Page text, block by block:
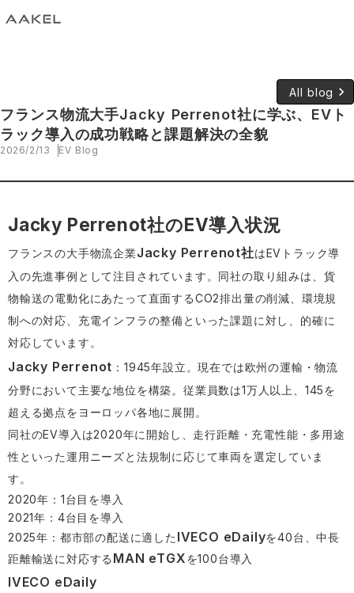
All blog keyboard_arrow_right
フランス物流大手Jacky Perrenot社に学ぶ、EVト
ラック導入の成功戦略と課題解決の全貌
2026/2/13 EV Blog
Jacky Perrenot社のEV導入状況
フランスの大手物流企業Jacky Perrenot社はEVトラック導
入の先進事例として注目されています。同社の取り組みは、貨
物輸送の電動化にあたって直面するCO2排出量の削減、環境規
制への対応、充電インフラの整備といった課題に対し、的確に
対応しています。
Jacky Perrenot ：1945年設立。現在では欧州の運輸・物流
分野において主要な地位を構築。従業員数は1万人以上、145を
超える拠点をヨーロッパ各地に展開。
同社のEV導入は2020年に開始し、走行距離・充電性能・多用途
性といった運用ニーズと法規制に応じて車両を選定していま
す。
2020年：1台目を導入
2021年：4台目を導入
2025年：都市部の配送に適した IVECO eDailyを40台、中長
距離輸送に対応する MAN eTGXを100台導入
IVECO eDaily